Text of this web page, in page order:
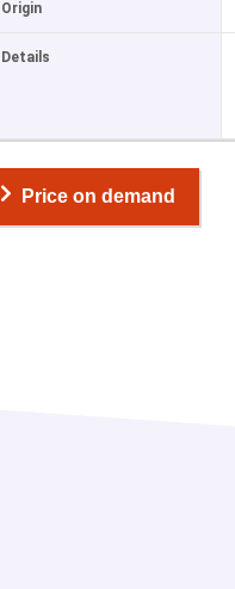
Origin
Details
Price on demand